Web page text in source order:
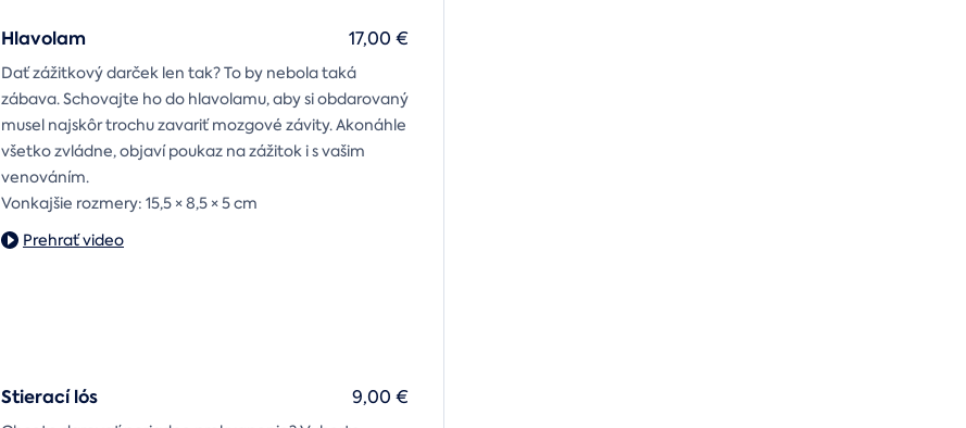
Hlavolam
Dať zážitkový darček len tak? To by nebola taká
zábava. Schovajte ho do hlavolamu, aby si obdarovaný
musel najskôr trochu zavariť mozgové závity. Akonáhle
všetko zvládne, objaví poukaz na zážitok i s vašim
venováním.
Vonkajšie rozmery: 15,5 × 8,5 × 5 cm
17,00 €
Prehrať video
Stierací lós 9,00 €